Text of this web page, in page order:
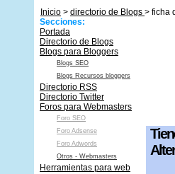
Inicio > directorio de Blogs > ficha
Secciones:
Portada
Directorio de Blogs
Blogs para Bloggers
Blogs SEO
Blogs Recursos bloggers
Directorio RSS
Directorio Twitter
Foros para Webmasters
Foro SEO
Foro Adsense
Foro Adwords
Otros - Webmasters
Herramientas para web